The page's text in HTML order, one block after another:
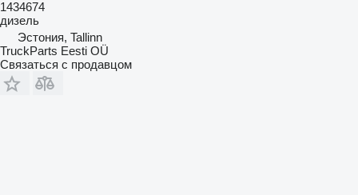
1434674
дизель
Эстония, Tallinn
TruckParts Eesti OÜ
Связаться с продавцом